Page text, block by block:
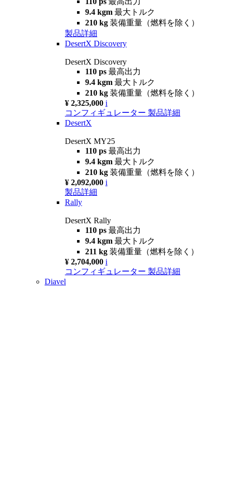
9.4 kgm 最大トルク
210 kg 装備重量（燃料を除く）
製品詳細
DesertX Discovery
DesertX Discovery
110 ps 最高出力
9.4 kgm 最大トルク
210 kg 装備重量（燃料を除く）
¥ 2,325,000 i
コンフィギュレーター 製品詳細
DesertX
DesertX MY25
110 ps 最高出力
9.4 kgm 最大トルク
210 kg 装備重量（燃料を除く）
¥ 2,092,000 i
製品詳細
Rally
DesertX Rally
110 ps 最高出力
9.4 kgm 最大トルク
211 kg 装備重量（燃料を除く）
¥ 2,704,000 i
コンフィギュレーター 製品詳細
Diavel